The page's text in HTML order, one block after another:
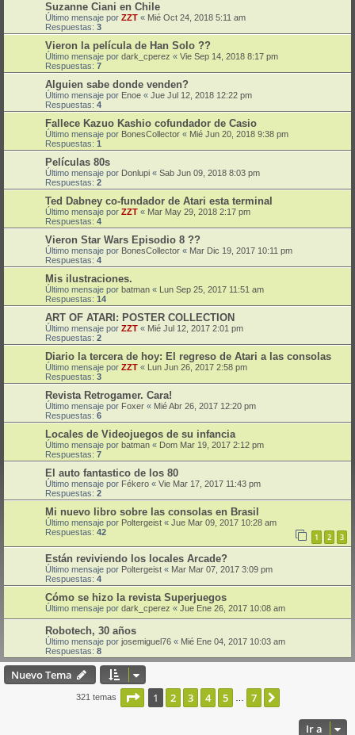
Suzanne Ciani en Chile
Último mensaje por ZZT « Mié Oct 24, 2018 5:11 am
Respuestas: 3
Vieron la película de Han Solo ??
Último mensaje por dark_cperez « Vie Sep 14, 2018 8:17 pm
Respuestas: 7
Alguien sabe donde venden?
Último mensaje por Enoe « Jue Jul 12, 2018 12:22 pm
Respuestas: 4
Fallece Kazuo Kashio cofundador de Casio
Último mensaje por BonesCollector « Mié Jun 20, 2018 9:38 pm
Respuestas: 1
Películas 80s
Último mensaje por Donlupi « Sab Jun 09, 2018 8:03 pm
Respuestas: 2
Ted Dabney co-fundador de Atari esta terminal
Último mensaje por ZZT « Mar May 29, 2018 2:17 pm
Respuestas: 4
Vieron Star Wars Episodio 8 ??
Último mensaje por BonesCollector « Mar Dic 19, 2017 10:11 pm
Respuestas: 4
Mis ilustraciones.
Último mensaje por batman « Lun Sep 25, 2017 11:51 am
Respuestas: 14
ART OF ATARI: POSTER COLLECTION
Último mensaje por ZZT « Mié Jul 12, 2017 2:01 pm
Respuestas: 2
Diario la tercera de hoy: El regreso de Atari a las consolas
Último mensaje por ZZT « Lun Jun 26, 2017 2:58 pm
Respuestas: 3
Revista Retrogamer. Cara!
Último mensaje por Foxer « Mié Abr 26, 2017 12:20 pm
Respuestas: 6
Locales de Videojuegos de su infancia
Último mensaje por batman « Dom Mar 19, 2017 2:12 pm
Respuestas: 7
El auto fantastico de los 80
Último mensaje por Fékero « Vie Mar 17, 2017 11:43 pm
Respuestas: 2
Mi nuevo libro sobre las consolas en Brasil
Último mensaje por Poltergeist « Jue Mar 09, 2017 10:28 am
Respuestas: 42 1 2 3
Están reviviendo los locales Arcade?
Último mensaje por Poltergeist « Mar Mar 07, 2017 3:09 pm
Respuestas: 4
Cómo se hizo la revista Superjuegos
Último mensaje por dark_cperez « Jue Ene 26, 2017 10:08 am
Robotech, 30 años
Último mensaje por josemiguel76 « Mié Ene 04, 2017 10:03 am
Respuestas: 8
Nuevo Tema
321 temas Página de
1 2 3 4 5 7
Ir a